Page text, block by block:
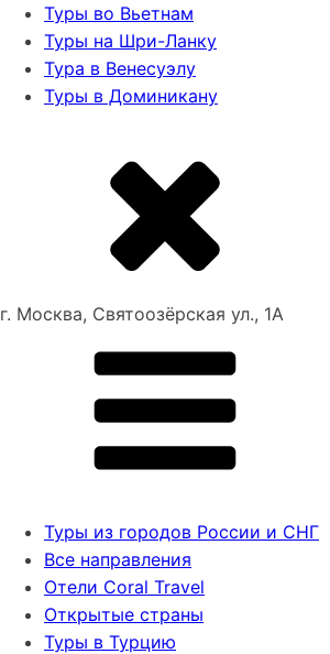
Туры во Вьетнам
Туры на Шри-Ланку
Тура в Венесуэлу
Туры в Доминикану
г. Москва, Святоозёрская ул., 1А
Туры из городов России и СНГ
Все направления
Отели Coral Travel
Открытые страны
Туры в Турцию